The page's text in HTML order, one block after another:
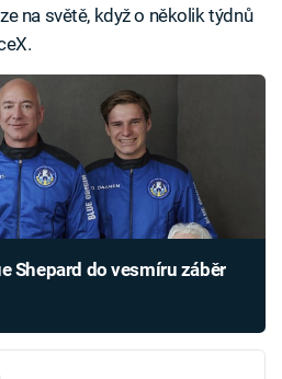
na světě, když o několik týdnů
Shepard do vesmíru záběr